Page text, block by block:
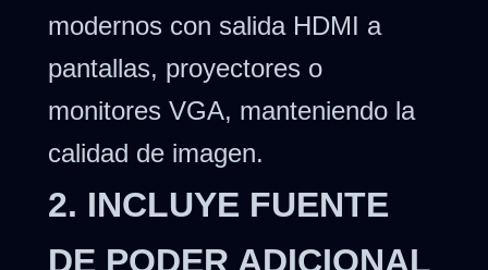
modernos con salida HDMI a
pantallas, proyectores o
monitores VGA, manteniendo la
calidad de imagen.
2. INCLUYE FUENTE
DE PODER ADICIONAL